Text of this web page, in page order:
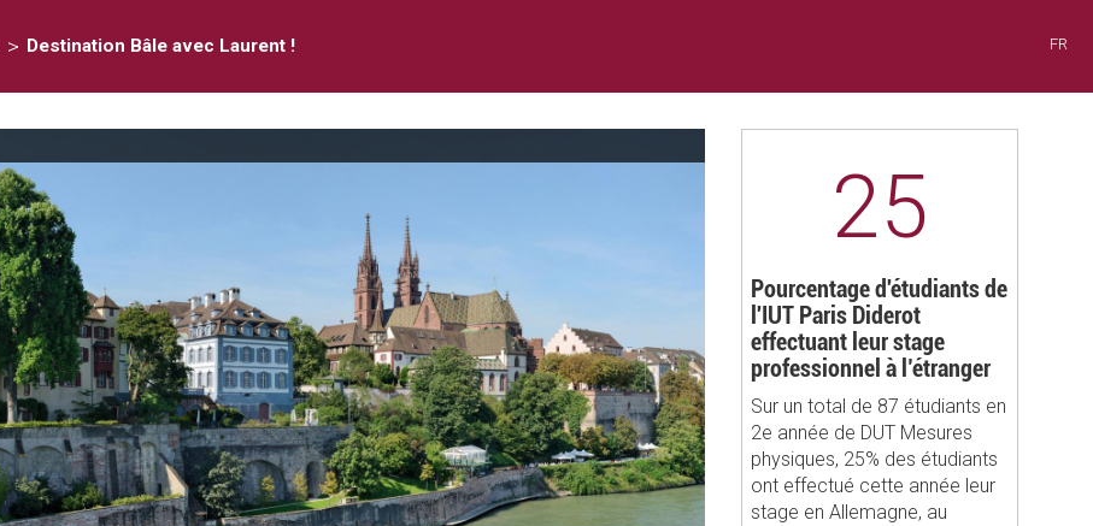
> Destination Bâle avec Laurent ! FR
25
Pourcentage d'étudiants de
l'IUT Paris Diderot
effectuant leur stage
professionnel à l’étranger
Sur un total de 87 étudiants en
2e année de DUT Mesures
physiques, 25% des étudiants
ont effectué cette année leur
stage en Allemagne, au